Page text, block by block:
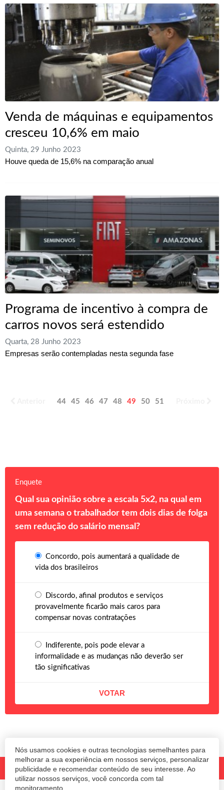
Nós usamos cookies e outras tecnologias semelhantes para
melhorar a sua experiência em nossos serviços, personalizar
publicidade e recomendar conteúdo de seu interesse. Ao
utilizar nossos serviços, você concorda com tal
monitoramento.
Venda de máquinas e equipamentos
cresceu 10,6% em maio
Quinta, 29 Junho 2023
Houve queda de 15,6% na comparação anual
Programa de incentivo à compra de
carros novos será estendido
Quarta, 28 Junho 2023
Empresas serão contempladas nesta segunda fase
44 45 46 47 48 49 50 51
Enquete
Qual sua opinião sobre a escala 5x2, na qual em
uma semana o trabalhador tem dois dias de folga
sem redução do salário mensal?
Concordo, pois aumentará a qualidade de
vida dos brasileiros
Discordo, afinal produtos e serviços
provavelmente ficarão mais caros para
compensar novas contratações
Indiferente, pois pode elevar a
informalidade e as mudanças não deverão ser
tão significativas